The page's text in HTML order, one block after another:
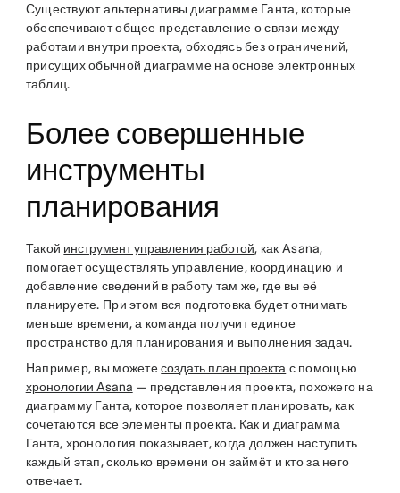
Существуют альтернативы диаграмме Ганта, которые
обеспечивают общее представление о связи между
работами внутри проекта, обходясь без ограничений,
присущих обычной диаграмме на основе электронных
таблиц.
Более совершенные
инструменты
планирования
Такой инструмент управления работой, как Asana,
помогает осуществлять управление, координацию и
добавление сведений в работу там же, где вы её
планируете. При этом вся подготовка будет отнимать
меньше времени, а команда получит единое
пространство для планирования и выполнения задач.
Например, вы можетесоздать план проекта с помощью
хронологии Asana — представления проекта, похожего на
диаграмму Ганта, которое позволяет планировать, как
сочетаются все элементы проекта. Как и диаграмма
Ганта, хронология показывает, когда должен наступить
каждый этап, сколько времени он займёт и кто за него
отвечает.